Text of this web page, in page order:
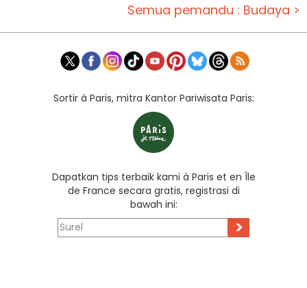
Semua pemandu : Budaya >
Sortir à Paris, mitra Kantor Pariwisata Paris:
Dapatkan tips terbaik kami à Paris et en Île
de France secara gratis, registrasi di
bawah ini:
>